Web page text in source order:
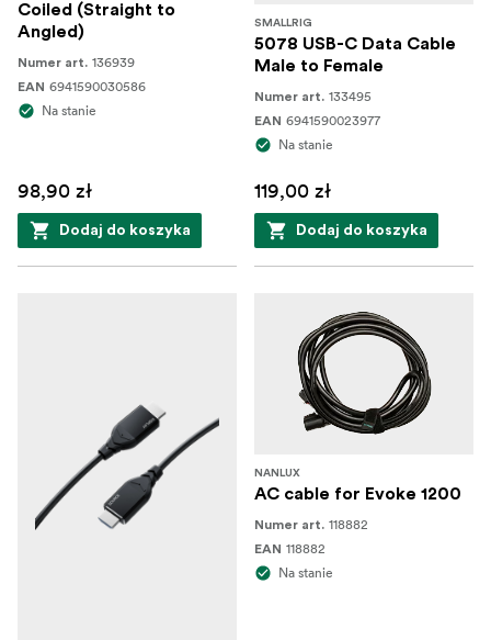
Coiled (Straight to
Angled)
Numer art. 136939
EAN 6941590030586
Na stanie
98,90 zł
Dodaj do koszyka
SMALLRIG
5078 USB-C Data Cable
Male to Female
Numer art. 133495
EAN 6941590023977
Na stanie
119,00 zł
Dodaj do koszyka
NANLUX
AC cable for Evoke 1200
Numer art. 118882
EAN 118882
Na stanie